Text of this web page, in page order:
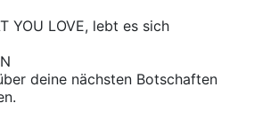
YOU LOVE, lebt es sich
deine nächsten Botschaften